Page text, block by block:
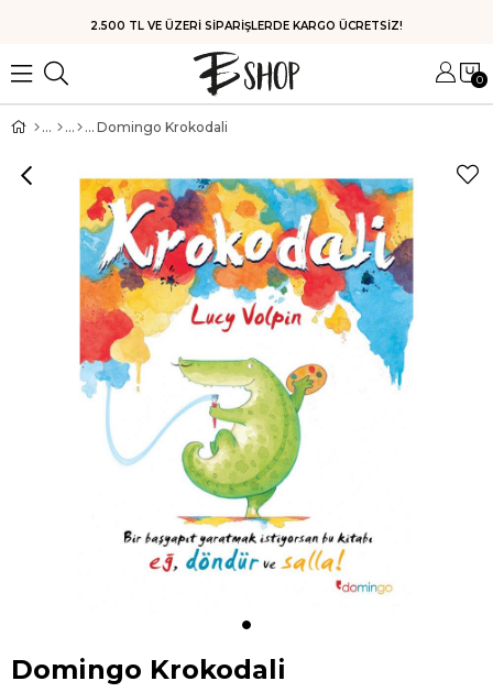
HIZLI KARGO
0
Domingo Krokodali
Domingo Krokodali